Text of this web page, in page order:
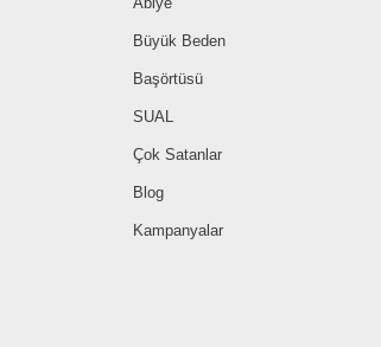
Büyük Beden
Başörtüsü
SUAL
Çok Satanlar
Blog
Kampanyalar